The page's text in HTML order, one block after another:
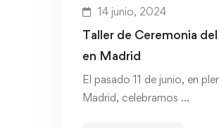
14 junio, 2024
Taller de Ceremonia
en Madrid
El pasado 11 de junio, en
Madrid, celebramos …